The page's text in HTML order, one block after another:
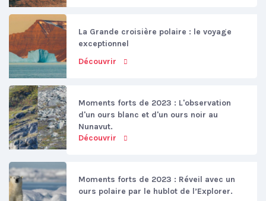
La Grande croisière polaire : le voyage
exceptionnel
Découvrir
Moments forts de 2023 : L'observation
d'un ours blanc et d'un ours noir au
Nunavut.
Découvrir
Moments forts de 2023 : Réveil avec un
ours polaire par le hublot de l’Explorer.